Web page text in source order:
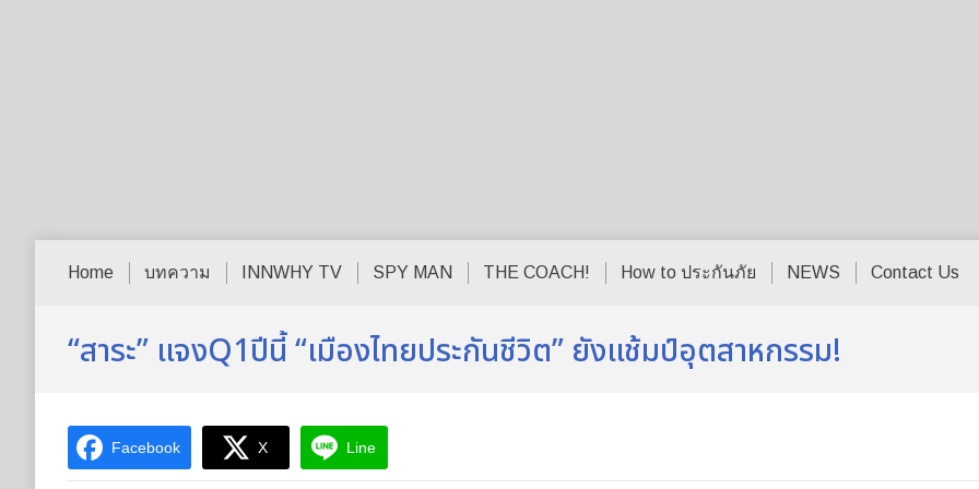
Home บทความ INNWHY TV SPY MAN THE COACH! How to ประกันภัย NEWS Contact Us
“สาระ” แจงQ1ปีนี้ “เมืองไทยประกันชีวิต” ยังแช้มป์อุตสาหกรรม!
Facebook X Line